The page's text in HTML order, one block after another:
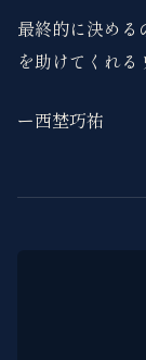
最終的に決め
を助けてくれる
ー西埜巧祐